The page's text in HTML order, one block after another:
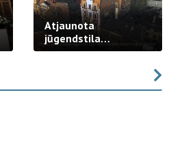
Atjaunota
jūgendstila
arhitektūras pērles